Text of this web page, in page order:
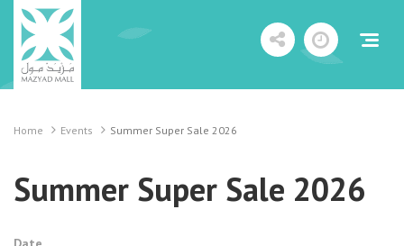
Home Events Summer Super Sale 2026
Summer Super Sale 2026